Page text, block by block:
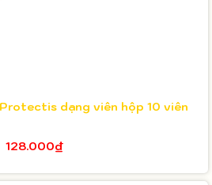
dạng viên hộp 10 viên
128.000₫